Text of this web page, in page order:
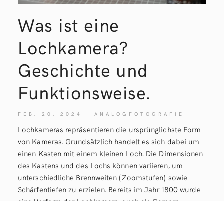
Was ist eine
Lochkamera?
Geschichte und
Funktionsweise.
FEB. 20, 2024 ANALOGFOTOGRAFIE
Lochkameras repräsentieren die ursprünglichste Form
von Kameras. Grundsätzlich handelt es sich dabei um
einen Kasten mit einem kleinen Loch. Die Dimensionen
des Kastens und des Lochs können variieren, um
unterschiedliche Brennweiten (Zoomstufen) sowie
Schärfentiefen zu erzielen. Bereits im Jahr 1800 wurde